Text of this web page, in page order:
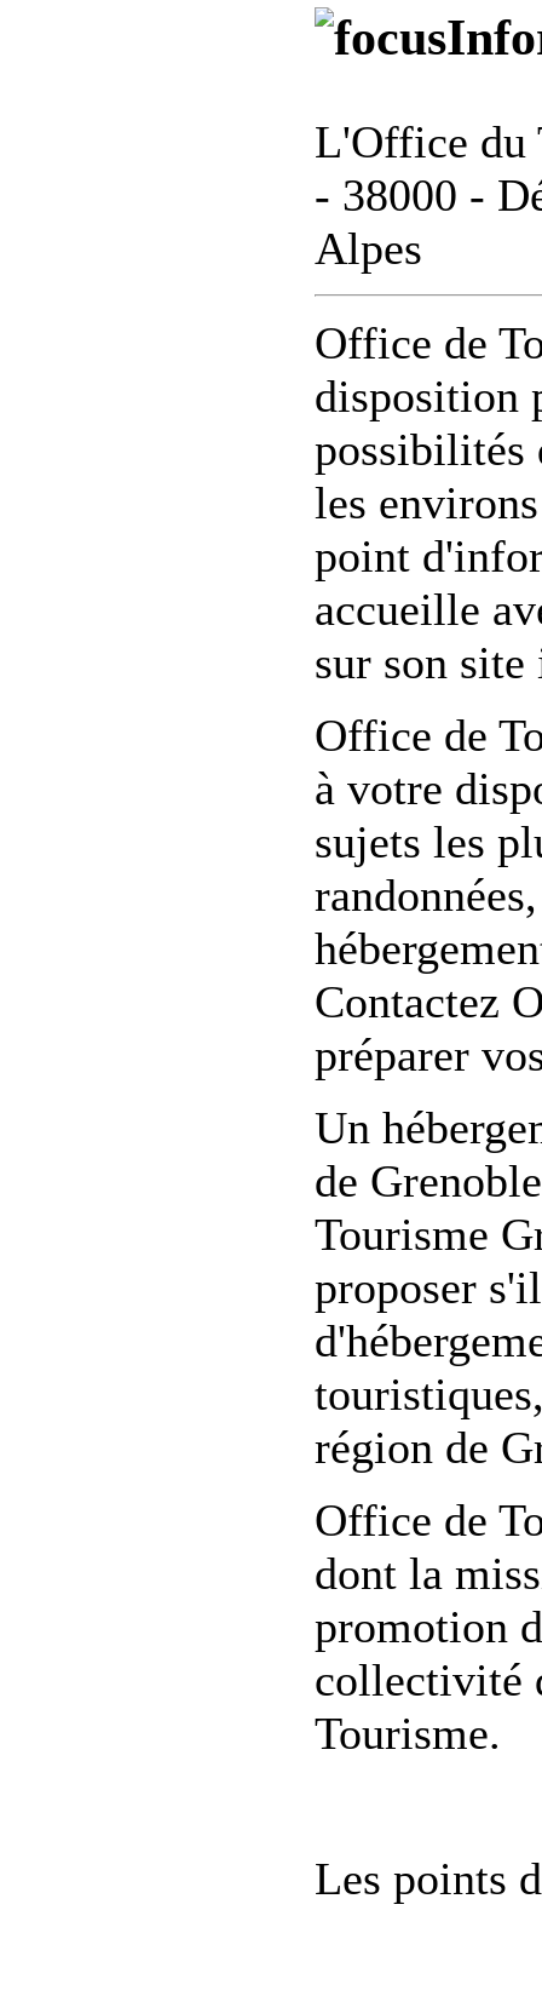
L'Office du
- 38000 -
Alpes
Office de
disposition
possibilités
les
point
accueille
sur son
Office de
à votre
sujets les
Contactez
préparer
Un
de
Tourisme
proposer
région de
Office de
dont la
promotion
collectivité
Tourisme.
Les points